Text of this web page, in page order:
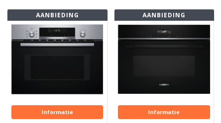
AANBIEDING
Informatie
AANBIEDING
Informatie